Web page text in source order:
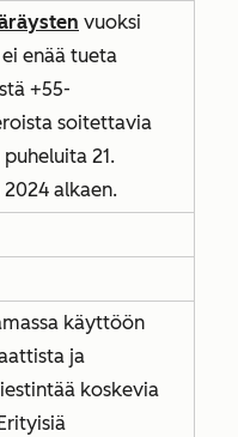
vuoksi
enää tueta
+55-
soitettavia
21.
alkaen.
käyttöön
ja
koskevia